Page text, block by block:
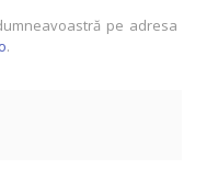
pe adresa
.